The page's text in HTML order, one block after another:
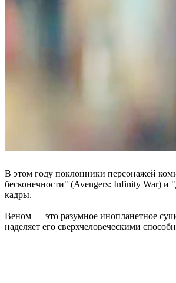
В этом году поклонники персонажей
бесконечности" (Avengers: Infinity War) и
кадры.
Веном — это разумное инопланетное
наделяет его сверхчеловеческими